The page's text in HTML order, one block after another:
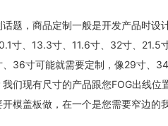
题，商品定制一般是开发产品时
寸、13.3寸、11.6寸、32寸、
36寸可能就需要定制，像29寸、
现有尺寸的产品跟您FOG出线位
模盖板做，在一个是您需要窄边